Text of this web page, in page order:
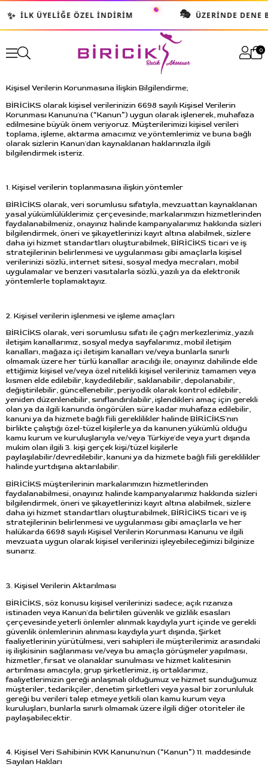
✨ İLK ÜYELIĞE ÖZEL İNDIRIM 🎭 ÜZERINDE DENE
0
Kişisel Verilerin Korunmasına İlişkin Bilgilendirme;
BİRİCİKS olarak kişisel verilerinizin 6698 sayılı Kişisel Verilerin
Korunması Kanunu'na (“Kanun”) uygun olarak işlenerek, muhafaza
edilmesine büyük önem veriyoruz. Müşterilerimizi kişisel verileri
toplama, işleme, aktarma amacımız ve yöntemlerimiz ve buna bağlı
olarak sizlerin Kanun'dan kaynaklanan haklarınızla ilgili
bilgilendirmek isteriz.
1. Kişisel verilerin toplanmasına ilişkin yöntemler
BİRİCİKS olarak, veri sorumlusu sıfatıyla, mevzuattan kaynaklanan
yasal yükümlülüklerimiz çerçevesinde; markalarımızın hizmetlerinden
faydalanabilmeniz, onayınız halinde kampanyalarımız hakkında sizleri
bilgilendirmek, öneri ve şikayetlerinizi kayıt altına alabilmek, sizlere
daha iyi hizmet standartları oluşturabilmek, BİRİCİKS ticari ve iş
stratejilerinin belirlenmesi ve uygulanması gibi amaçlarla kişisel
verilerinizi sözlü, internet sitesi, sosyal medya mecraları, mobil
uygulamalar ve benzeri vasıtalarla sözlü, yazılı ya da elektronik
yöntemlerle toplamaktayız.
2. Kişisel verilerin işlenmesi ve işleme amaçları
BİRİCİKS olarak, veri sorumlusu sıfatı ile çağrı merkezlerimiz, yazılı
iletişim kanallarımız, sosyal medya sayfalarımız, mobil iletişim
kanalları, mağaza içi iletişim kanalları ve/veya bunlarla sınırlı
olmamak üzere her türlü kanallar aracılığı ile; onayınız dahilinde elde
ettiğimiz kişisel ve/veya özel nitelikli kişisel verileriniz tamamen veya
kısmen elde edilebilir, kaydedilebilir, saklanabilir, depolanabilir,
değiştirilebilir, güncellenebilir, periyodik olarak kontrol edilebilir,
yeniden düzenlenebilir, sınıflandırılabilir, işlendikleri amaç için gerekli
olan ya da ilgili kanunda öngörülen süre kadar muhafaza edilebilir,
kanuni ya da hizmete bağlı fiili gereklilikler halinde BİRİCİKS'nın
birlikte çalıştığı özel-tüzel kişilerle ya da kanunen yükümlü olduğu
kamu kurum ve kuruluşlarıyla ve/veya Türkiye'de veya yurt dışında
mukim olan ilgili 3. kişi gerçek kişi/tüzel kişilerle
paylaşılabilir/devredilebilir, kanuni ya da hizmete bağlı fiili gereklilikler
halinde yurtdışına aktarılabilir.
BİRİCİKS müşterilerinin markalarımızın hizmetlerinden
faydalanabilmesi, onayınız halinde kampanyalarımız hakkında sizleri
bilgilendirmek, öneri ve şikayetlerinizi kayıt altına alabilmek, sizlere
daha iyi hizmet standartları oluşturabilmek, BİRİCİKS ticari ve iş
stratejilerinin belirlenmesi ve uygulanması gibi amaçlarla ve her
halükarda 6698 sayılı Kişisel Verilerin Korunması Kanunu ve ilgili
mevzuata uygun olarak kişisel verilerinizi işleyebileceğimizi bilginize
sunarız.
3. Kişisel Verilerin Aktarılması
BİRİCİKS, söz konusu kişisel verilerinizi sadece; açık rızanıza
istinaden veya Kanun'da belirtilen güvenlik ve gizlilik esasları
çerçevesinde yeterli önlemler alınmak kaydıyla yurt içinde ve gerekli
güvenlik önlemlerinin alınması kaydıyla yurt dışında, Şirket
faaliyetlerinin yürütülmesi, veri sahipleri ile müşterilerimiz arasındaki
iş ilişkisinin sağlanması ve/veya bu amaçla görüşmeler yapılması,
hizmetler, fırsat ve olanaklar sunulması ve hizmet kalitesinin
artırılması amacıyla; grup şirketlerimiz, iş ortaklarımız,
faaliyetlerimizin gereği anlaşmalı olduğumuz ve hizmet sunduğumuz
müşteriler, tedarikçiler, denetim şirketleri veya yasal bir zorunluluk
gereği bu verileri talep etmeye yetkili olan kamu kurum veya
kuruluşları, bunlarla sınırlı olmamak üzere ilgili diğer otoriteler ile
paylaşabilecektir.
4. Kişisel Veri Sahibinin KVK Kanunu'nun (“Kanun”) 11. maddesinde
Sayılan Hakları